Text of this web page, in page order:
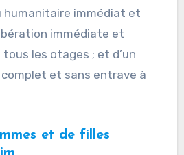
humanitaire immédiat et
immédiate et
les otages ; et d’un
et sans entrave à
et de filles